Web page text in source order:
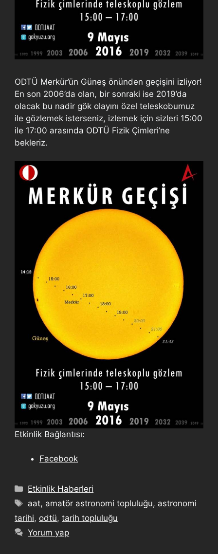
ODTÜ Merkür’ün Güneş önünden geçişini izliyor!
En son 2006’da olan, bir sonraki ise 2019’da
olacak bu nadir gök olayını özel teleskobumuz
ile gözlemek isterseniz, izlemek için sizleri 15:00
ile 17:00 arasında ODTÜ Fizik Çimleri’ne
bekleriz.
Etkinlik Bağlantısı:
Facebook
Etkinlik Haberleri
aat, amatör astronomi topluluğu, astronomi
tarihi, odtü, tarih topluluğu
Yorum yap